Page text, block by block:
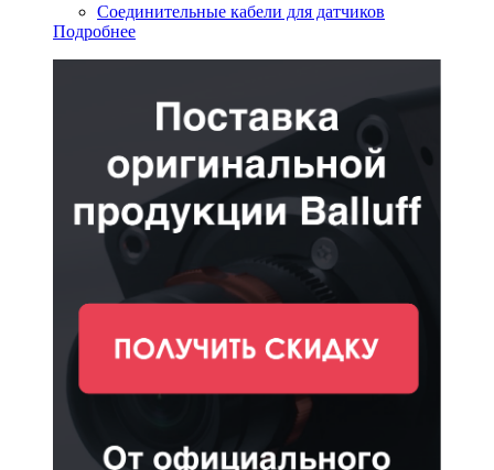
Соединительные кабели для датчиков
Подробнее